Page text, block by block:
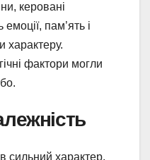
керовані
пам’ять і
характеру.
фактори могли
сильний характер.